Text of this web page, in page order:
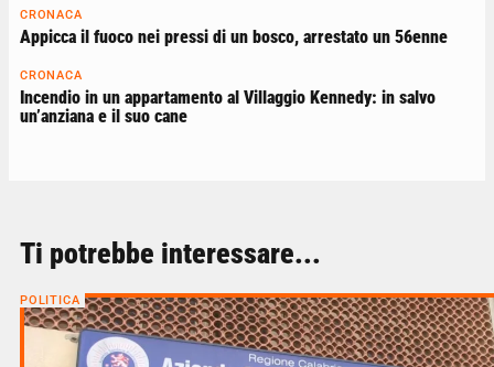
CRONACA
Appicca il fuoco nei pressi di un bosco, arrestato un 56enne
CRONACA
Incendio in un appartamento al Villaggio Kennedy: in salvo
un’anziana e il suo cane
Ti potrebbe interessare...
POLITICA